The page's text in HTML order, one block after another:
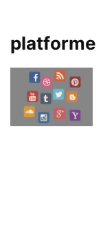
platforme